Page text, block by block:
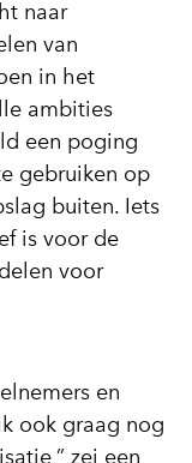
naar
van
in het
ambities
een poging
gebruiken op
buiten. Iets
is voor de
voor
en
ook graag nog
zei een